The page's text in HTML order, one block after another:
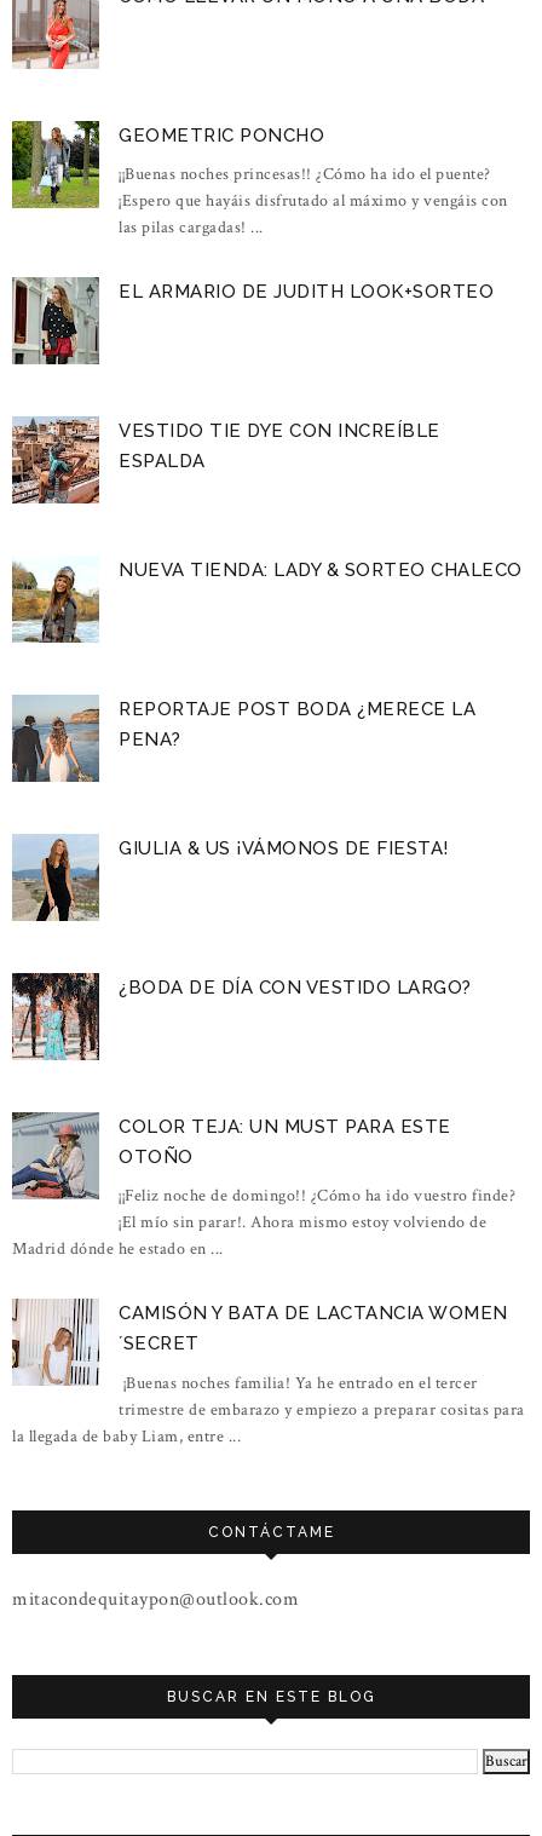
GEOMETRIC PONCHO
¡¡Buenas noches princesas!! ¿Cómo ha ido el puente?
¡Espero que hayáis disfrutado al máximo y vengáis con
las pilas cargadas! ...
EL ARMARIO DE JUDITH LOOK+SORTEO
VESTIDO TIE DYE CON INCREÍBLE
ESPALDA
NUEVA TIENDA: LADY & SORTEO CHALECO
REPORTAJE POST BODA ¿MERECE LA
PENA?
GIULIA & US ¡VÁMONOS DE FIESTA!
¿BODA DE DÍA CON VESTIDO LARGO?
COLOR TEJA: UN MUST PARA ESTE
OTOÑO
¡¡Feliz noche de domingo!! ¿Cómo ha ido vuestro finde?
¡El mío sin parar!. Ahora mismo estoy volviendo de
Madrid dónde he estado en ...
CAMISÓN Y BATA DE LACTANCIA WOMEN
´SECRET
¡Buenas noches familia! Ya he entrado en el tercer
trimestre de embarazo y empiezo a preparar cositas para
la llegada de baby Liam, entre ...
CONTÁCTAME
mitacondequitaypon@outlook.com
BUSCAR EN ESTE BLOG